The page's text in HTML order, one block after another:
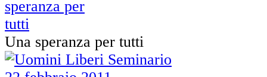
Una speranza per tutti